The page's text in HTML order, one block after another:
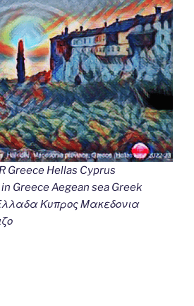
Greece Hellas Cyprus
Greece Aegean sea Greek
Κυπρος Μακεδονια